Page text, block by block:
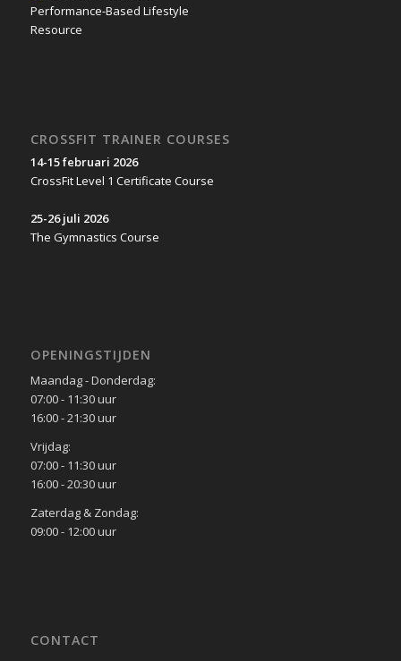
CROSSFIT TRAINER COURSES
14-15 februari 2026
CrossFit Level 1 Certificate Course
25-26 juli 2026
The Gymnastics Course
OPENINGSTIJDEN
Maandag - Donderdag:
07:00 - 11:30 uur
16:00 - 21:30 uur
Vrijdag:
07:00 - 11:30 uur
16:00 - 20:30 uur
Zaterdag & Zondag:
09:00 - 12:00 uur
CONTACT